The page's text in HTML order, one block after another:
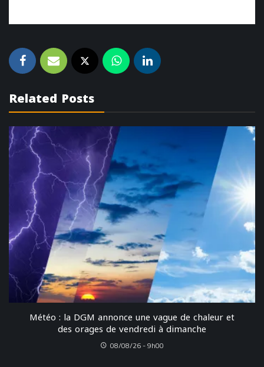
Related Posts
Météo : la DGM annonce une vague de chaleur et
des orages de vendredi à dimanche
08/08/26 - 9h00